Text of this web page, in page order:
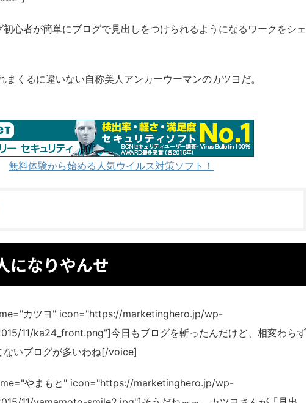
心者が簡単にブログで見出しをつけられるようになるワークをシェ
まくるに違いない自称美人アンカーウーマンのカツヨだ。
無料体験から始める人気ウイルス対策ソフト！
になりやんせ
カツヨ" icon="https://marketinghero.jp/wp-
11/ka24_front.png"]今日もブログを斬ったんだけど、相変わらず
ないブログが多いわね[/voice]
やまもと" icon="https://marketinghero.jp/wp-